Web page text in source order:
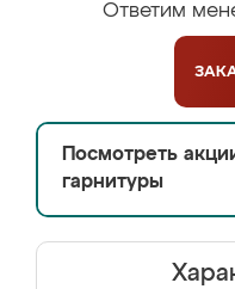
Ответим
Посмотреть
гарнитуры